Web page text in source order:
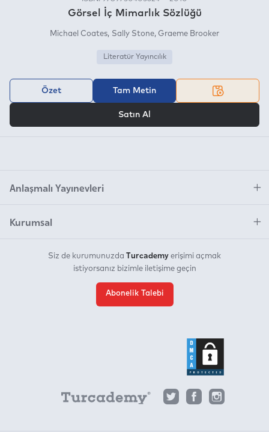
Görsel İç Mimarlık Sözlüğü
Michael Coates Sally Stone Graeme Brooker
Literatür Yayıncılık
Özet Tam Metin
Satın Al
Anlaşmalı Yayınevleri
Kurumsal
Siz de kurumunuzda Turcademy erişimi açmak
istiyorsanız bizimle iletişime geçin
Abonelik Talebi